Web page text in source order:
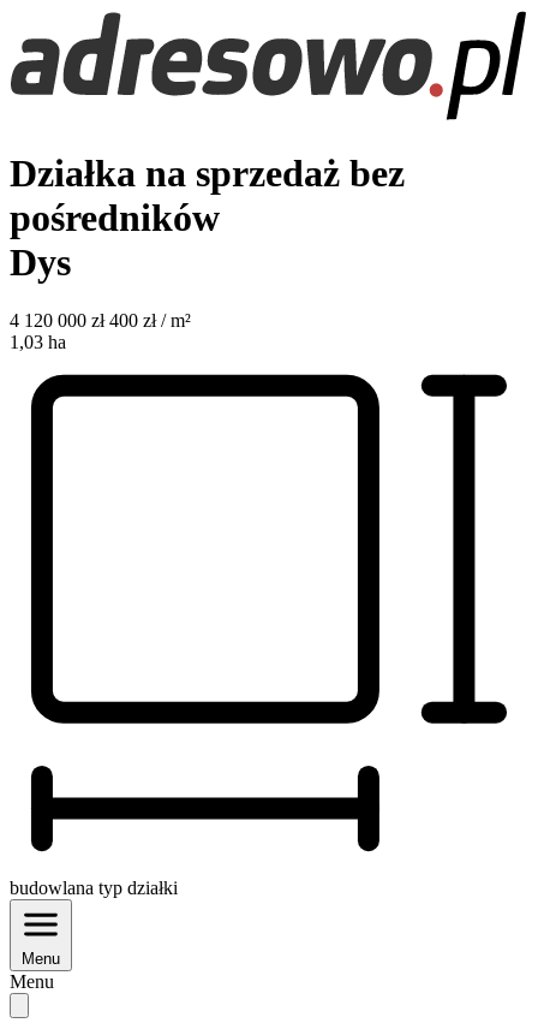
Działka na sprzedaż bez
pośredników
Dys
4 120 000 zł 400 zł / m²
1,03 ha
budowlana typ działki
Menu
Menu